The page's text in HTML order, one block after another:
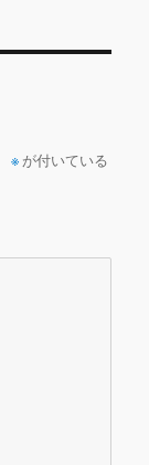
※ が付いている